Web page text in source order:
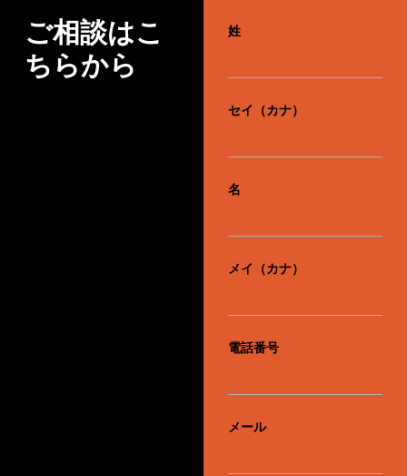
ご相談はこ
ちらから
姓
セイ（カナ）
名
メイ（カナ）
電話番号
メール